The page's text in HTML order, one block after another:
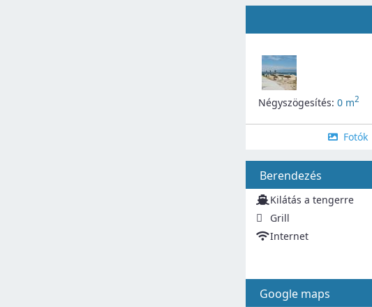
Négyszögesítés: 0 m2
Fotók
Berendezés
Kilátás a tengerre
Grill
Internet
Google maps